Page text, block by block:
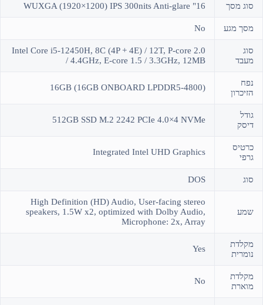
סוג מסך 16" WUXGA (1920×1200) IPS 300nits Anti-glare
מסך מגע No
סוג
מעבד
Intel Core i5-12450H, 8C (4P + 4E) / 12T, P-core 2.0
/ 4.4GHz, E-core 1.5 / 3.3GHz, 12MB
נפח
הזיכרון
(16GB (16GB ONBOARD LPDDR5-4800
גודל
דיסק
512GB SSD M.2 2242 PCIe 4.0×4 NVMe
כרטיס
גרפי
Integrated Intel UHD Graphics
סוג DOS
שמע
High Definition (HD) Audio, User-facing stereo
speakers, 1.5W x2, optimized with Dolby Audio,
Microphone: 2x, Array
מקלדת
נומרית
Yes
מקלדת
מוארת
No